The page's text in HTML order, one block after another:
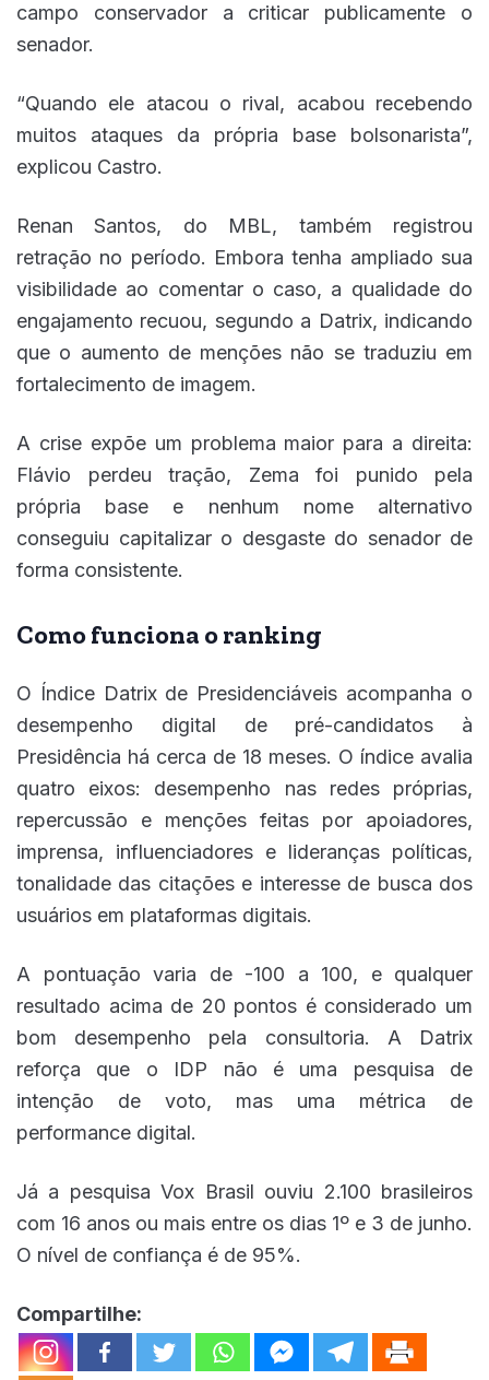
campo conservador a criticar publicamente o
senador.
“Quando ele atacou o rival, acabou recebendo
muitos ataques da própria base bolsonarista”,
explicou Castro.
Renan Santos, do MBL, também registrou
retração no período. Embora tenha ampliado sua
visibilidade ao comentar o caso, a qualidade do
engajamento recuou, segundo a Datrix, indicando
que o aumento de menções não se traduziu em
fortalecimento de imagem.
A crise expõe um problema maior para a direita:
Flávio perdeu tração, Zema foi punido pela
própria base e nenhum nome alternativo
conseguiu capitalizar o desgaste do senador de
forma consistente.
Como funciona o ranking
O Índice Datrix de Presidenciáveis acompanha o
desempenho digital de pré-candidatos à
Presidência há cerca de 18 meses. O índice avalia
quatro eixos: desempenho nas redes próprias,
repercussão e menções feitas por apoiadores,
imprensa, influenciadores e lideranças políticas,
tonalidade das citações e interesse de busca dos
usuários em plataformas digitais.
A pontuação varia de -100 a 100, e qualquer
resultado acima de 20 pontos é considerado um
bom desempenho pela consultoria. A Datrix
reforça que o IDP não é uma pesquisa de
intenção de voto, mas uma métrica de
performance digital.
Já a pesquisa Vox Brasil ouviu 2.100 brasileiros
com 16 anos ou mais entre os dias 1º e 3 de junho.
O nível de confiança é de 95%.
Compartilhe: